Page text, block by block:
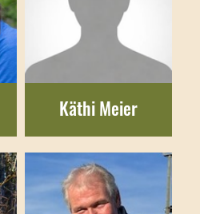
Käthi Meier